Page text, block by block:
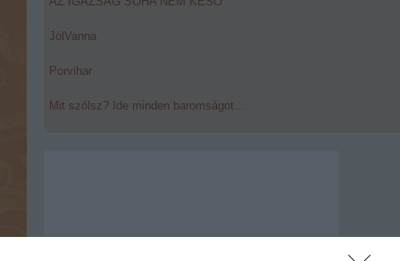
JólVanna
Porvihar
Mit szólsz? Ide minden baromságot...